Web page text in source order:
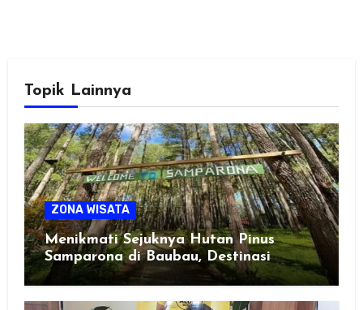
Topik Lainnya
ZONA WISATA
Menikmati Sejuknya Hutan Pinus
Samparona di Baubau, Destinasi
Healing Favorit!